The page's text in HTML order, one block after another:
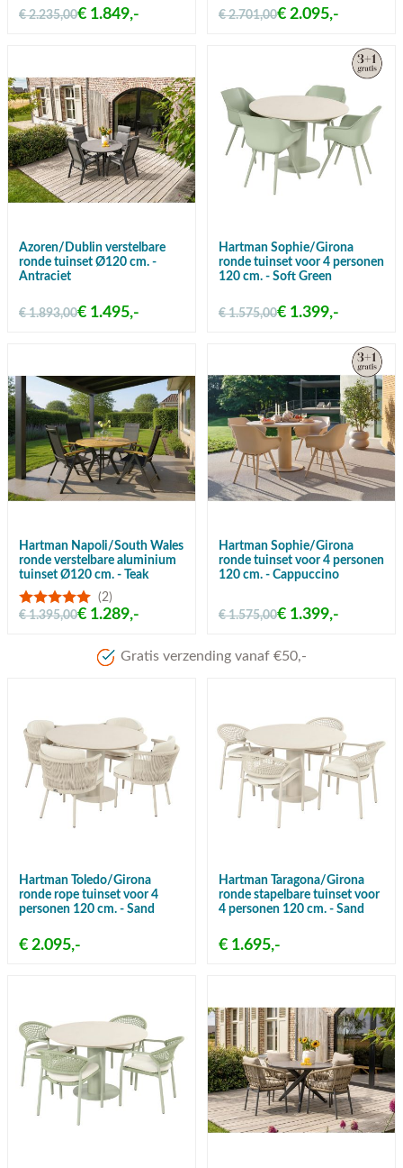
€ 2.235,00€ 1.849,- € 2.701,00€ 2.095,-
Azoren/Dublin verstelbare
ronde tuinset Ø120 cm. -
Antraciet
€ 1.893,00€ 1.495,-
Hartman Sophie/Girona
ronde tuinset voor 4 personen
120 cm. - Soft Green
€ 1.575,00€ 1.399,-
Hartman Napoli/South Wales
ronde verstelbare aluminium
tuinset Ø120 cm. - Teak
(2)
€ 1.395,00€ 1.289,-
Hartman Sophie/Girona
ronde tuinset voor 4 personen
120 cm. - Cappuccino
€ 1.575,00€ 1.399,-
Meer dan 80 jaar ervaring
Hartman Toledo/Girona
ronde rope tuinset voor 4
personen 120 cm. - Sand
€ 2.095,-
Hartman Taragona/Girona
ronde stapelbare tuinset voor
4 personen 120 cm. - Sand
€ 1.695,-